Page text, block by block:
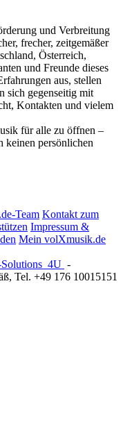
und Verbreitung
frecher, zeitgemäßer
Österreich,
und Freunde dieses
aus, stellen
sich gegenseitig mit
Kontakten und vielem
für alle zu öffnen –
keinen persönlichen
Team Kontakt zum
Impressum &
Mein volXmusik.de
4U -
, Tel. +49 176 10015151